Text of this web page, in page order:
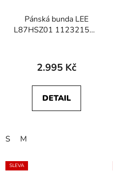
Pánská bunda LEE
L87HSZ01 112321559
2.995 Kč
DETAIL
S M
SLEVA